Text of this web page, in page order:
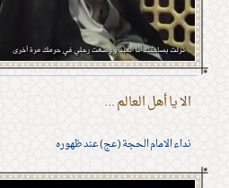
الا يا أهل العالم ...
نداء الامام الحجة (عج) عند ظهوره